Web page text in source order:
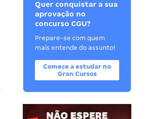
Quer conquistar a sua
aprovação no
concurso CGU?
Prepare-se com quem
mais entende do assunto!
Comece a estudar no
Gran Cursos